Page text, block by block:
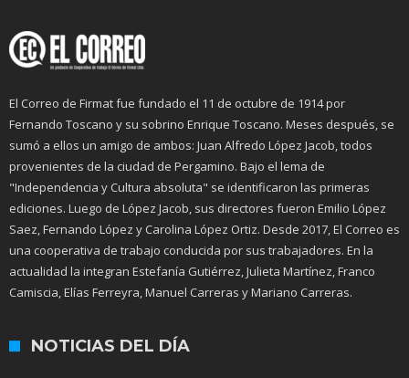
El Correo de Firmat fue fundado el 11 de octubre de 1914 por
Fernando Toscano y su sobrino Enrique Toscano. Meses después, se
sumó a ellos un amigo de ambos: Juan Alfredo López Jacob, todos
provenientes de la ciudad de Pergamino. Bajo el lema de
"Independencia y Cultura absoluta" se identificaron las primeras
ediciones. Luego de López Jacob, sus directores fueron Emilio López
Saez, Fernando López y Carolina López Ortiz. Desde 2017, El Correo es
una cooperativa de trabajo conducida por sus trabajadores. En la
actualidad la integran Estefanía Gutiérrez, Julieta Martínez, Franco
Camiscia, Elías Ferreyra, Manuel Carreras y Mariano Carreras.
NOTICIAS DEL DÍA